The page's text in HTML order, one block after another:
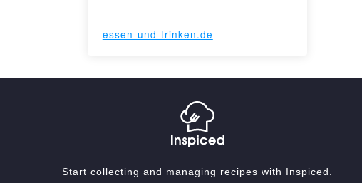
essen-und-trinken.de
Start collecting and managing recipes with Inspiced.